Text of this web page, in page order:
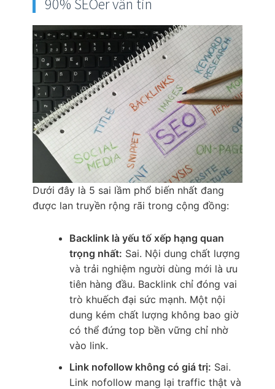
90% SEOer vẫn tin
Dưới đây là 5 sai lầm phổ biến nhất đang
được lan truyền rộng rãi trong cộng đồng:
Backlink là yếu tố xếp hạng quan
trọng nhất: Sai. Nội dung chất lượng
và trải nghiệm người dùng mới là ưu
tiên hàng đầu. Backlink chỉ đóng vai
trò khuếch đại sức mạnh. Một nội
dung kém chất lượng không bao giờ
có thể đứng top bền vững chỉ nhờ
vào link.
Link nofollow không có giá trị: Sai.
Link nofollow mang lại traffic thật và